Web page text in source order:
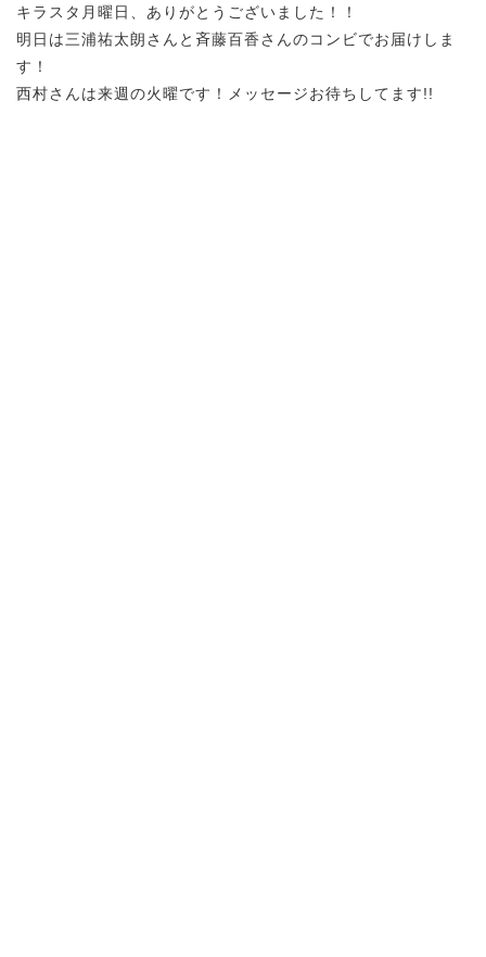
キラスタ月曜日、ありがとうございました！！
明日は三浦祐太朗さんと斉藤百香さんのコンビでお届けしま
す！
西村さんは来週の火曜です！メッセージお待ちしてます!!